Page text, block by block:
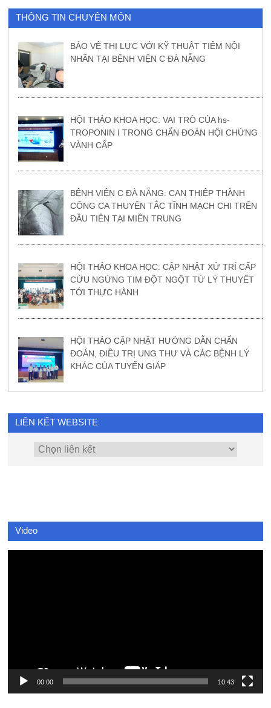
THÔNG TIN CHUYÊN MÔN
BẢO VỆ THỊ LỰC VỚI KỸ THUẬT TIÊM NỘI
NHÃN TẠI BỆNH VIỆN C ĐÀ NẴNG
HỘI THẢO KHOA HỌC: VAI TRÒ CỦA hs-
TROPONIN I TRONG CHẨN ĐOÁN HỘI CHỨNG
VÀNH CẤP
BỆNH VIỆN C ĐÀ NẴNG: CAN THIỆP THÀNH
CÔNG CA THUYÊN TẮC TĨNH MẠCH CHI TRÊN
ĐẦU TIÊN TẠI MIỀN TRUNG
HỘI THẢO KHOA HỌC: CẬP NHẬT XỬ TRÍ CẤP
CỨU NGỪNG TIM ĐỘT NGỘT TỪ LÝ THUYẾT
TỚI THỰC HÀNH
HỘI THẢO CẬP NHẬT HƯỚNG DẪN CHẨN
ĐOÁN, ĐIỀU TRỊ UNG THƯ VÀ CÁC BỆNH LÝ
KHÁC CỦA TUYẾN GIÁP
LIÊN KẾT WEBSITE
Video
00:00 10:43